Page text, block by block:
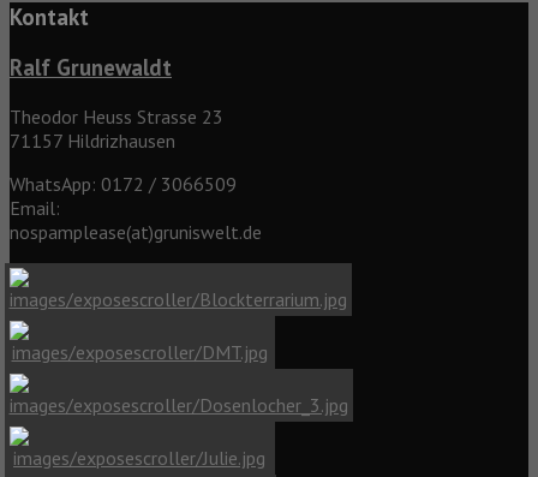
Kontakt
Ralf Grunewaldt
Theodor Heuss Strasse 23
71157 Hildrizhausen
WhatsApp: 0172 / 3066509
Email:
nospamplease(at)gruniswelt.de